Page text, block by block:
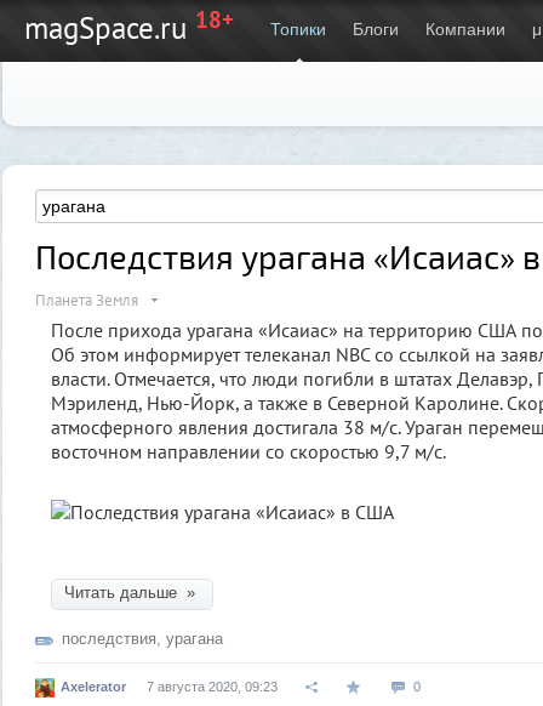
magSpace.ru 18+ Топики Блоги Компании μ
Последствия урагана «Исаиас»
Планета Земля
После прихода урагана «Исаиас» на территорию США
Об этом информирует телеканал NBC со ссылкой на
власти. Отмечается, что люди погибли в штатах Делавэр,
Мэриленд, Нью-Йорк, а также в Северной Каролине.
атмосферного явления достигала 38 м/с. Ураган
восточном направлении со скоростью 9,7 м/с.
Читать дальше »
последствия, урагана
Axelerator 7 августа 2020, 09:23 0